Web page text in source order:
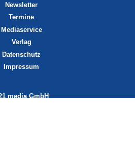
Newsletter
Termine
Mediaservice
Verlag
Datenschutz
Impressum
media GmbH